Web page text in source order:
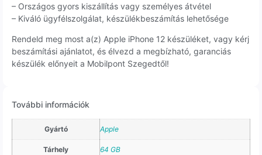
– Országos gyors kiszállítás vagy személyes átvétel
– Kiváló ügyfélszolgálat, készülékbeszámítás lehetősége
Rendeld meg most a(z) Apple iPhone 12 készüléket, vagy kérj
beszámítási ajánlatot, és élvezd a megbízható, garanciás
készülék előnyeit a Mobilpont Szegedtől!
További információk
Gyártó Apple
Tárhely 64 GB